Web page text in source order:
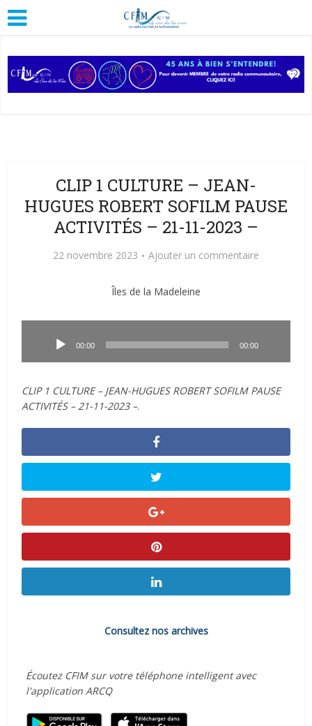
CLIP 1 CULTURE – JEAN-
HUGUES ROBERT SOFILM PAUSE
ACTIVITÉS – 21-11-2023 –
22 novembre 2023 Ajouter un commentaire
Îles de la Madeleine
00:00 00:00
CLIP 1 CULTURE – JEAN-HUGUES ROBERT SOFILM PAUSE
ACTIVITÉS – 21-11-2023 –.
Consultez nos archives
Écoutez CFIM sur votre téléphone intelligent avec
l'application ARCQ